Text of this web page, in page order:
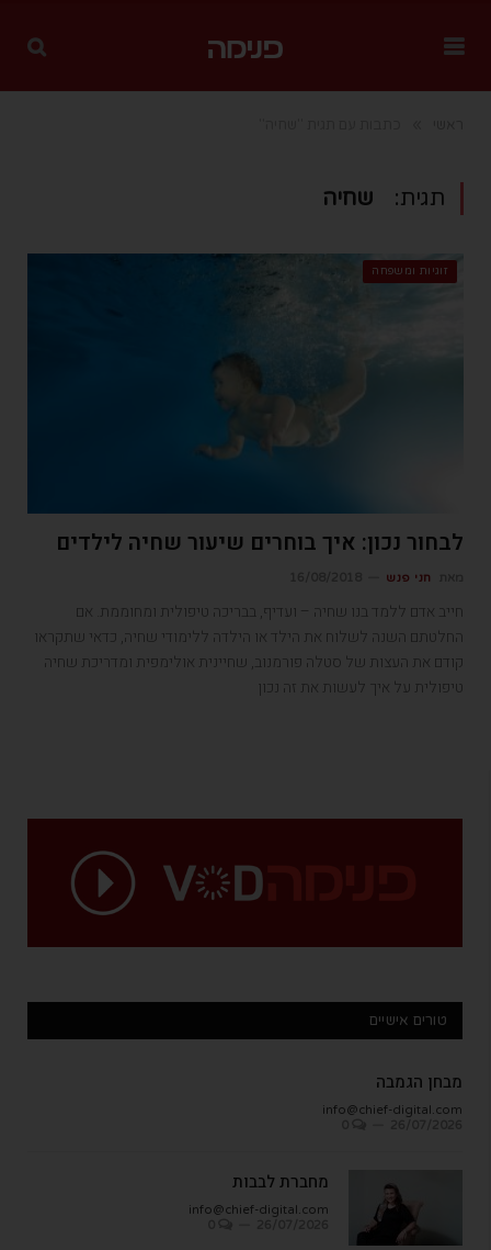
תגית: שחיה
זוגיות ומשפחה
לבחור נכון: איך בוחרים שיעור שחיה לילדים
חני פנש
חייב אדם ללמד בנו שחיה – ועדיף, בבריכה טיפולית ומחוממת. אם
החלטתם השנה לשלוח את הילד או הילדה ללימודי שחיה, כדאי שתקראו
קודם את העצות של סטלה פורמנוב, שחיינית אולימפית ומדריכת שחיה
טיפולית על איך לעשות את זה נכון
טורים אישיים
מבחן הגמבה
info@chief-digital.com
מחברת לבבות
info@chief-digital.com